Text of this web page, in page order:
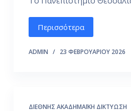
Περισσότερα
ADMIN 23 ΦΕΒΡΟΥΑΡΊΟΥ 2026
ΔΙΕΘΝΉΣ ΑΚΑΔΗΜΑΪΚΉ ΔΙΚΤΎΩΣΗ